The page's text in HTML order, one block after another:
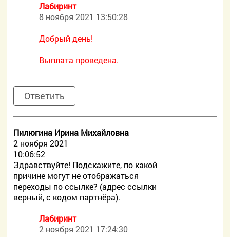
Лабиринт
8 ноября 2021 13:50:28
Добрый день!
Выплата проведена.
Ответить
Пилюгина Ирина Михайловна
2 ноября 2021
10:06:52
Здравствуйте! Подскажите, по какой
причине могут не отображаться
переходы по ссылке? (адрес ссылки
верный, с кодом партнёра).
Лабиринт
2 ноября 2021 17:24:30